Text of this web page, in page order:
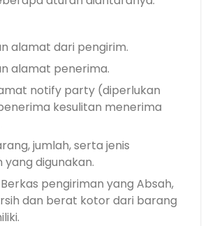
alamat dari pengirim.
alamat penerima.
notify party (diperlukan
kesulitan menerima
jumlah, serta jenis
yang digunakan.
Berkas pengiriman yang Absah,
dan berat kotor dari barang